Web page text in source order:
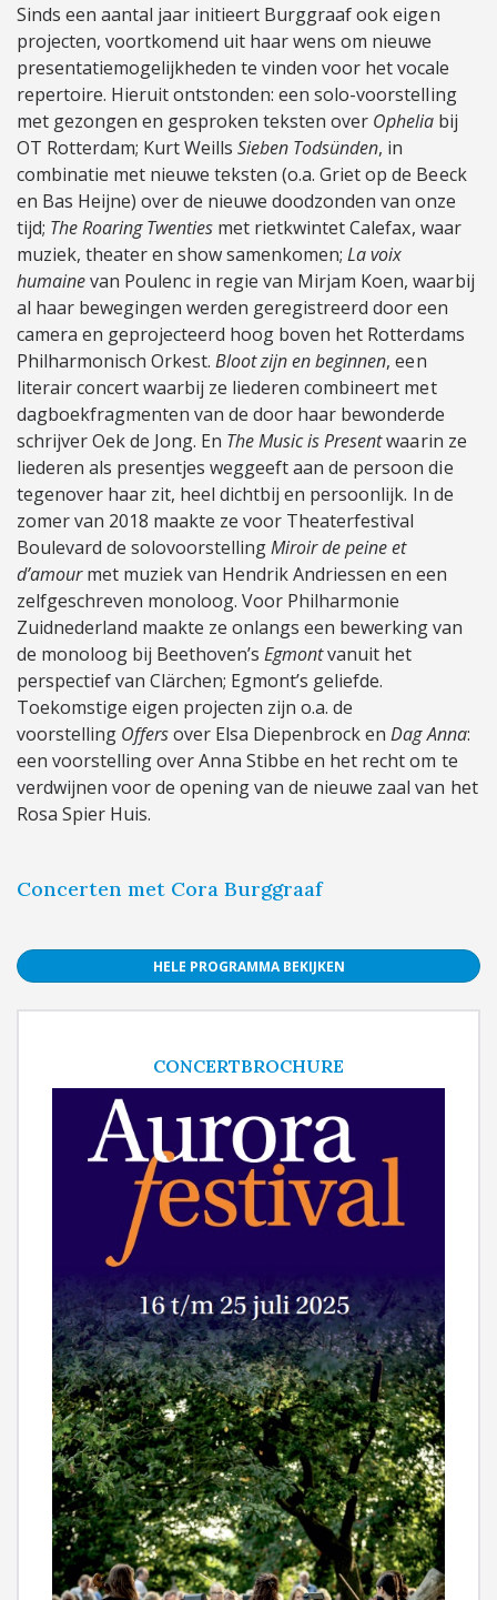
Sinds een aantal jaar initieert Burggraaf ook eigen
projecten, voortkomend uit haar wens om nieuwe
presentatiemogelijkheden te vinden voor het vocale
repertoire. Hieruit ontstonden: een solo-voorstelling
met gezongen en gesproken teksten over Ophelia bij
OT Rotterdam; Kurt WeillsSieben Todsünden, in
combinatie met nieuwe teksten (o.a. Griet op de Beeck
en Bas Heijne) over de nieuwe doodzonden van onze
tijd; The Roaring Twenties met rietkwintet Calefax, waar
muziek, theater en show samenkomen;La voix
humainevan Poulenc in regie van Mirjam Koen, waarbij
al haar bewegingen werden geregistreerd door een
camera en geprojecteerd hoog boven het Rotterdams
Philharmonisch Orkest.Bloot zijn en beginnen, een
literair concert waarbij ze liederen combineert met
dagboekfragmenten van de door haar bewonderde
schrijver Oek de Jong. En The Music is Presentwaarin ze
liederen als presentjes weggeeft aan de persoon die
tegenover haar zit, heel dichtbij en persoonlijk. In de
zomer van 2018 maakte ze voor Theaterfestival
Boulevard de solovoorstellingMiroir de peine et
d’amourmet muziek van Hendrik Andriessen en een
zelfgeschreven monoloog. Voor Philharmonie
Zuidnederland maakte ze onlangs een bewerking van
de monoloog bij Beethoven’sEgmontvanuit het
perspectief van Clärchen; Egmont’s geliefde.
Toekomstige eigen projecten zijn o.a. de
voorstelling Offersover Elsa Diepenbrock enDag Anna:
een voorstelling over Anna Stibbe en het recht om te
verdwijnen voor de opening van de nieuwe zaal van het
Rosa Spier Huis.
Concerten met Cora Burggraaf
HELE PROGRAMMA BEKIJKEN
CONCERTBROCHURE